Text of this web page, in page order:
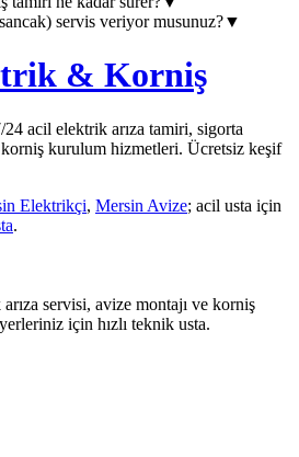
) servis veriyor musunuz?▼
& Korniş
acil elektrik arıza tamiri, sigorta
kurulum hizmetleri. Ücretsiz keşif
Elektrikçi, Mersin Avize; acil usta için
.
servisi, avize montajı ve korniş
için hızlı teknik usta.